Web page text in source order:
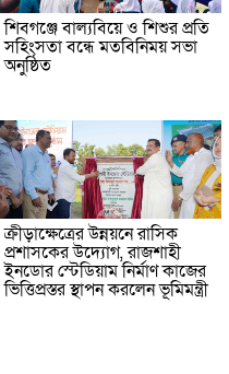
শিবগঞ্জে বাল্যবিয়ে ও শিশুর প্রতি
সহিংসতা বন্ধে মতবিনিময় সভা
অনুষ্ঠিত
ক্রীড়াক্ষেত্রের উন্নয়নে রাসিক
প্রশাসকের উদ্যোগ, রাজশাহী
ইনডোর স্টেডিয়াম নির্মাণ কাজের
ভিত্তিপ্রস্তর স্থাপন করলেন ভূমিমন্ত্রী